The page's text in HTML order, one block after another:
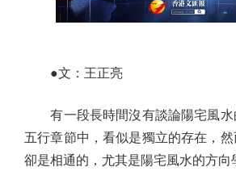
●文：王正亮
有一段長時間沒有談論陽宅風水
五行章節中，看似是獨立的存在，然
卻是相通的，尤其是陽宅風水的方向